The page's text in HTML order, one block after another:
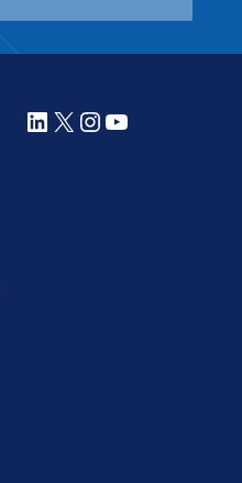
LinkedIn
X Instagram
YouTube